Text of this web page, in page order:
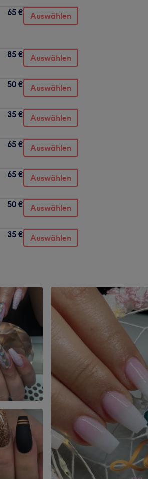
65 € Auswählen
85 € Auswählen
50 € Auswählen
35 € Auswählen
65 € Auswählen
65 € Auswählen
50 € Auswählen
35 € Auswählen